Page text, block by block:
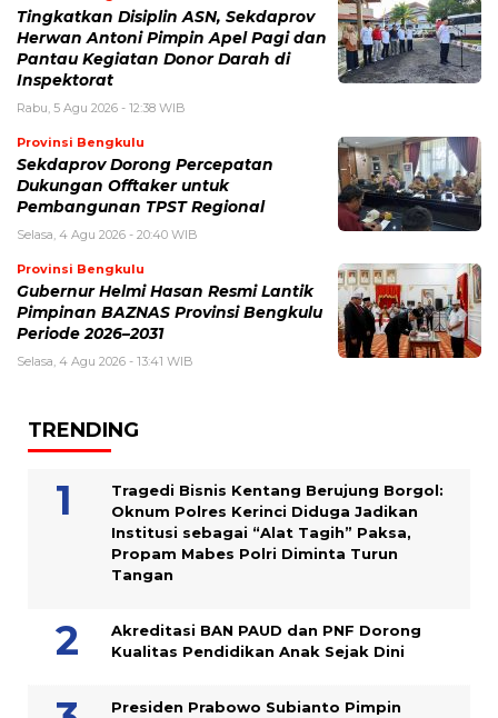
Tingkatkan Disiplin ASN, Sekdaprov
Herwan Antoni Pimpin Apel Pagi dan
Pantau Kegiatan Donor Darah di
Inspektorat
Rabu, 5 Agu 2026 - 12:38 WIB
Provinsi Bengkulu
Sekdaprov Dorong Percepatan
Dukungan Offtaker untuk
Pembangunan TPST Regional
Selasa, 4 Agu 2026 - 20:40 WIB
Provinsi Bengkulu
Gubernur Helmi Hasan Resmi Lantik
Pimpinan BAZNAS Provinsi Bengkulu
Periode 2026–2031
Selasa, 4 Agu 2026 - 13:41 WIB
TRENDING
Tragedi Bisnis Kentang Berujung Borgol:
Oknum Polres Kerinci Diduga Jadikan
Institusi sebagai “Alat Tagih” Paksa,
Propam Mabes Polri Diminta Turun
Tangan
Akreditasi BAN PAUD dan PNF Dorong
Kualitas Pendidikan Anak Sejak Dini
Presiden Prabowo Subianto Pimpin